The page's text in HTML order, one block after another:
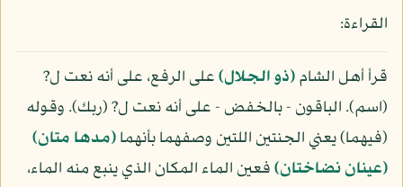
القراءة:
قرأ أهل الشام(ذو الجلال)على الرفع، على أنه نعت ل?
(اسم). الباقون - بالخفض - على أنه نعت ل? (ربك). وقوله
(فيهما) يعني الجنتين اللتين وصفهما بأنهما(مدها متان)
(عينان نضاختان)فعين الماء المكان الذي ينبع منه الماء،